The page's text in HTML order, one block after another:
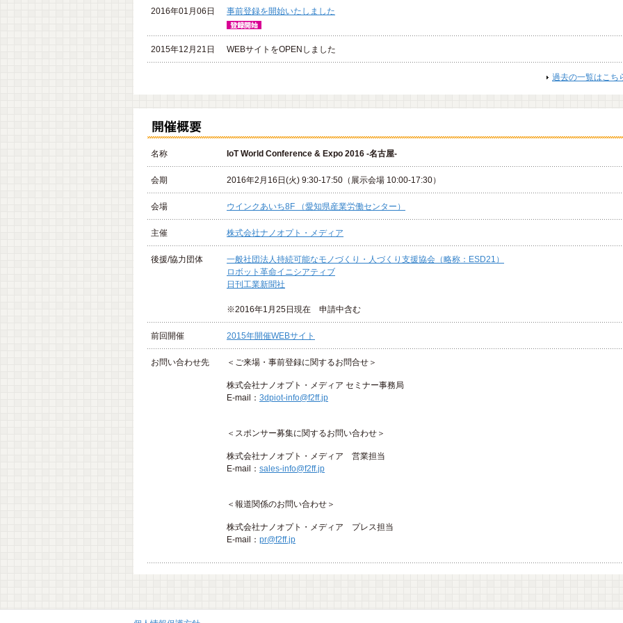
2016年01月06日 事前登録を開始いたしました
2015年12月21日 WEBサイトをOPENしました
過去の一覧はこち
名称 IoT World Conference & Expo 2016 -名古屋-
会期 2016年2月16日(火) 9:30-17:50（展示会場 10:00-17:30）
会場 ウインクあいち8F （愛知県産業労働センター）
主催 株式会社ナノオプト・メディア
後援/協力団体
一般社団法人持続可能なモノづくり・人づくり支援協会（略称：ESD21）
ロボット革命イニシアティブ
日刊工業新聞社
※2016年1月25日現在 申請中含む
前回開催 2015年開催WEBサイト
お問い合わせ先 ＜ご来場・事前登録に関するお問合せ＞
株式会社ナノオプト・メディア セミナー事務局
E-mail： 3dpiot-info@f2ff.jp
＜スポンサー募集に関するお問い合わせ＞
株式会社ナノオプト・メディア 営業担当
E-mail： sales-info@f2ff.jp
＜報道関係のお問い合わせ＞
株式会社ナノオプト・メディア プレス担当
E-mail： pr@f2ff.jp